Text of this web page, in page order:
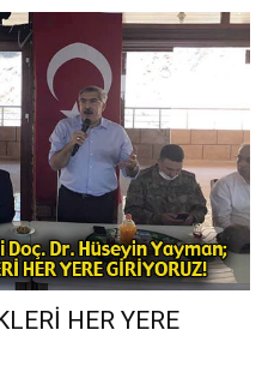
HER YERE